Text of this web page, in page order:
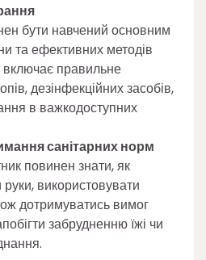
бути навчений основним
та ефективних методів
правильне
дезінфекційних засобів,
в важкодоступних
санітарних норм
повинен знати, як
використовувати
дотримуватись вимог
забрудненню їжі чи